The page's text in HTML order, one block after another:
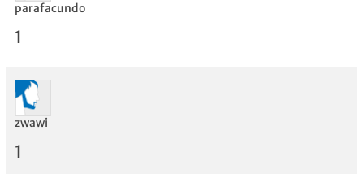
Bewertung
parafacundo
1
zwawi
1